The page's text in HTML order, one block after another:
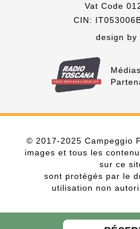
Vat Code
CIN:
design by
© 2017-2025 Campeggio
images et tous les
sur ce
sont protégés par le
utilisation non